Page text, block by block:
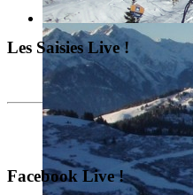
Les Saisies Live !
Facebook Live !